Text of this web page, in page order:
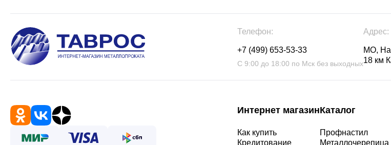
Телефон:
+7 (499) 653-53-33
С 9:00 до 18:00 по Мск без выходных
Адрес:
МО,
18 км
Интернет магазин
Как купить
Кредитование
Каталог
Профнастил
Металлочерепица